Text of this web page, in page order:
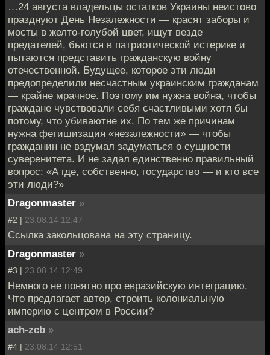
…24 августа владельцы остатков Украины неистово
празднуют День Незалежности — красят заборы и
мосты в желто-голубой цвет, ищут везде
предателей, бьются в патриотической истерике и
пытаются представить гражданскую войну
отечественной. Будущее, которое эти люди
предопределили несчастным украинским гражданам
— крайне мрачное. Поэтому им нужна война, чтобы
граждане чувствовали себя счастливыми хотя бы
потому, что убиваютне их. По тем же причинам
нужна фетишизация «незалежности» — чтобы
гражданин не вздумал задуматься о сущности
суверенитета. И не задал единственно правильный
вопрос: «А где, собственно, государство — и кто все
эти люди?»
Dragonmaster »
#2 | 23.08.14 12:47
Ссылка закольцована на эту страницу.
Dragonmaster »
#3 | 23.08.14 12:49
Немного не понятно про евразийскую интеграцию.
Что предлагает автор, строить колониальную
империю с центром в России?
ach-zcb »
#4 | 23.08.14 12:51